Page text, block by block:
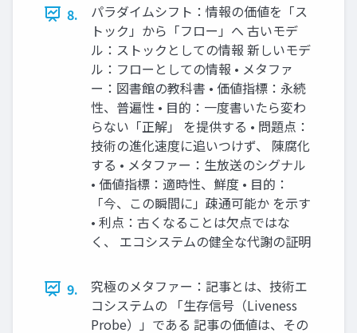
8.
パラダイムシフト：情報の価値を「ス
トック」から「フロー」へ 古いモデ
ル：ストックとしての情報 新しいモデ
ル：フローとしての情報 • メタファ
ー：図書館の教科書 • 価値指標：永続
性、普遍性 • 目的：一度書いたら変わ
らない「正解」 を提供する • 問題点：
技術の進化速度に追いつけず、 陳腐化
する • メタファー：生放送のシグナル
• 価値指標：適時性、鮮度 • 目的：
「今、この瞬間に」疎通可能か を示す
• 利点：古くなることは欠点ではな
く、 エコシステムの健全な代謝の証明
9.
究極のメタファー：記事とは、技術エ
コシステムの 「生存信号（Liveness
Probe）」である 記事の価値は、その